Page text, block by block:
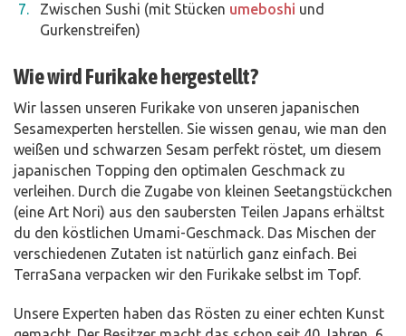
Zwischen Sushi (mit Stücken umeboshi und
Gurkenstreifen)
Wie wird Furikake hergestellt?
Wir lassen unseren Furikake von unseren japanischen
Sesamexperten herstellen. Sie wissen genau, wie man den
weißen und schwarzen Sesam perfekt röstet, um diesem
japanischen Topping den optimalen Geschmack zu
verleihen. Durch die Zugabe von kleinen Seetangstückchen
(eine Art Nori) aus den saubersten Teilen Japans erhältst
du den köstlichen Umami-Geschmack. Das Mischen der
verschiedenen Zutaten ist natürlich ganz einfach. Bei
TerraSana verpacken wir den Furikake selbst im Topf.
Unsere Experten haben das Rösten zu einer echten Kunst